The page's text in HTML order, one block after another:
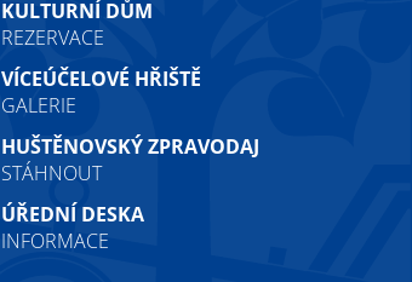
KULTURNÍ DŮM
REZERVACE
VÍCEÚČELOVÉ HŘIŠTĚ
GALERIE
HUŠTĚNOVSKÝ ZPRAVODAJ
STÁHNOUT
ÚŘEDNÍ DESKA
INFORMACE